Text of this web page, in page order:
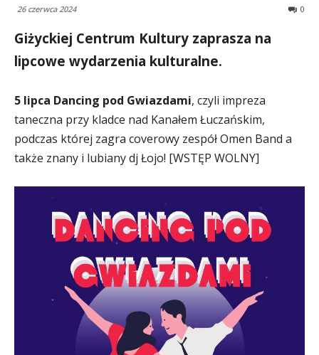
26 czerwca 2024 0
Giżyckiej Centrum Kultury zaprasza na
lipcowe wydarzenia kulturalne.
5 lipca Dancing pod Gwiazdami, czyli impreza
taneczna przy kladce nad Kanałem Łuczańskim,
podczas której zagra coverowy zespół Omen Band a
także znany i lubiany dj Łojo! [WSTĘP WOLNY]